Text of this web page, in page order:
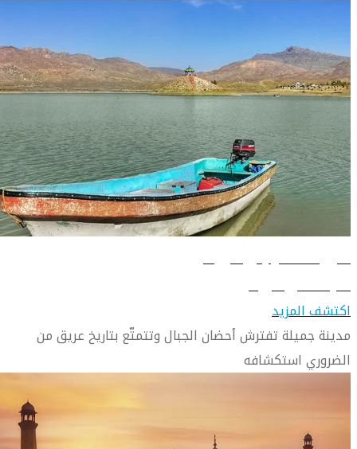
دليل السفر إلى كويتا
تعرّف على كويتا
اكتشف المزيد
مدينة جميلة تفترش أحضان الجبال وتتمتّع بتاريخ عريق من
الضروري استكشافه